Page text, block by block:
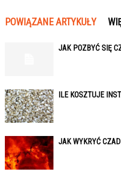
POWIĄZANE ARTYKUŁY
JAK POZBYĆ SIĘ
ILE KOSZTUJE
JAK WYKRYĆ